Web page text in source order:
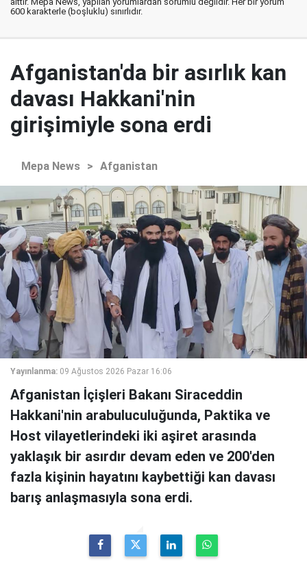
600 karakterle (boşluklu) sınırlıdır.
Afganistan'da bir asırlık kan
davası Hakkani'nin
girişimiyle sona erdi
Mepa News > Afganistan
Yayınlanma: 09 Ağustos 2026 Pazar 16:06
Afganistan İçişleri Bakanı Siraceddin
Hakkani'nin arabuluculuğunda, Paktika ve
Host vilayetlerindeki iki aşiret arasında
yaklaşık bir asırdır devam eden ve 200'den
fazla kişinin hayatını kaybettiği kan davası
barış anlaşmasıyla sona erdi.